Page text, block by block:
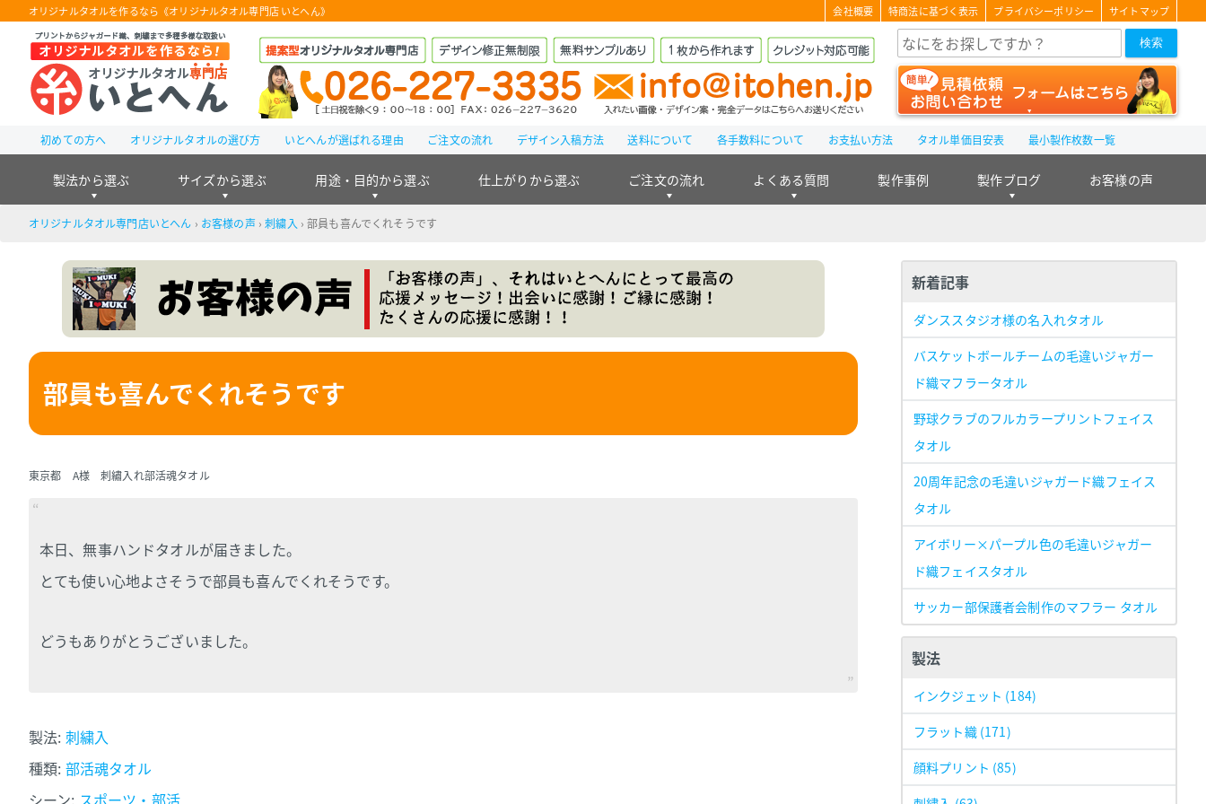
オリジナルタオルを作るなら《オリジナルタオル専門店 いとへん》 会社概要 特商法に基づく表示 プライバシーポリシー サイトマップ
検索
初めての方へ オリジナルタオルの選び方 いとへんが選ばれる理由 ご注文の流れ デザイン入稿方法 送料について 各手数料について お支払い方法 タオル単価目安表 最小製作枚数一覧
製法から選ぶ サイズから選ぶ 用途・目的から選ぶ 仕上がりから選ぶ ご注文の流れ よくある質問 製作事例 製作ブログ お客様の声
オリジナルタオル専門店いとへん › お客様の声 › 刺繍入 › 部員も喜んでくれそうです
部員も喜んでくれそうです
東京都 A様 刺繡入れ部活魂タオル
本日、無事ハンドタオルが届きました。
とても使い心地よさそうで部員も喜んでくれそうです。
どうもありがとうございました。
製法: 刺繍入
種類: 部活魂タオル
シーン: スポーツ・部活
新着記事
ダンススタジオ様の名入れタオル
バスケットボールチームの毛違いジャガー
ド織マフラータオル
野球クラブのフルカラープリントフェイス
タオル
20周年記念の毛違いジャガード織フェイス
タオル
アイボリー×パープル色の毛違いジャガー
ド織フェイスタオル
サッカー部保護者会制作のマフラー タオル
製法
インクジェット (184)
フラット織 (171)
顔料プリント (85)